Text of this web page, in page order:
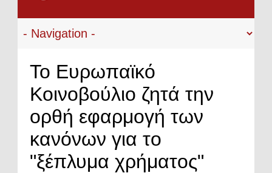
Το Ευρωπαϊκό
Κοινοβούλιο ζητά την
ορθή εφαρμογή των
κανόνων για το
"ξέπλυμα χρήματος"